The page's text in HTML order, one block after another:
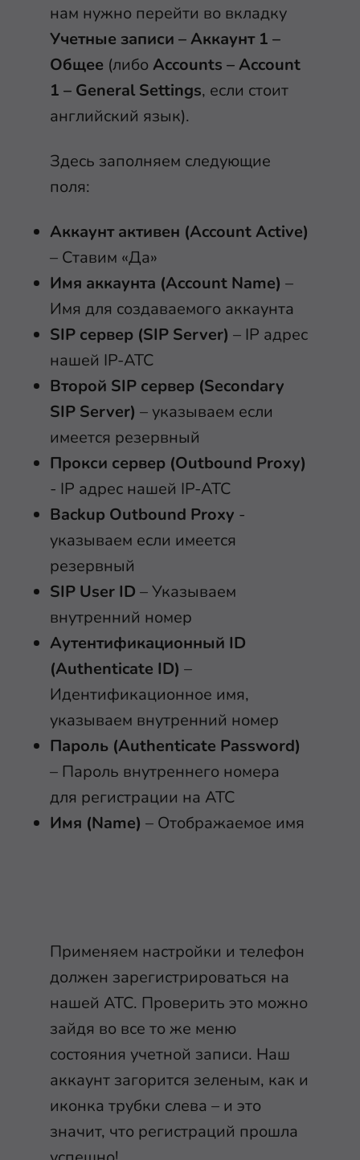
нам нужно перейти во вкладку
Учетные записи – Аккаунт 1 –
Общее (либо Accounts – Account
1 – General Settings, если стоит
английский язык).
Здесь заполняем следующие
поля:
Аккаунт активен (Account Active)
– Ставим «Да»
Имя аккаунта (Account Name) –
Имя для создаваемого аккаунта
SIP сервер (SIP Server) – IP адрес
нашей IP-АТС
Второй SIP сервер (Secondary
SIP Server) – указываем если
имеется резервный
Прокси сервер (Outbound Proxy)
- IP адрес нашей IP-АТС
Backup Outbound Proxy -
указываем если имеется
резервный
SIP User ID – Указываем
внутренний номер
Аутентификационный ID
(Authenticate ID) –
Идентификационное имя,
указываем внутренний номер
Пароль (Authenticate Password)
– Пароль внутреннего номера
для регистрации на АТС
Имя (Name) – Отображаемое имя
Применяем настройки и телефон
должен зарегистрироваться на
нашей АТС. Проверить это можно
зайдя во все то же меню
состояния учетной записи. Наш
аккаунт загорится зеленым, как и
иконка трубки слева – и это
значит, что регистраций прошла